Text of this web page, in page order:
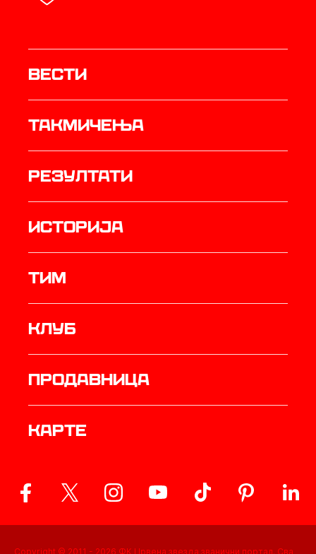
Вести
Такмичења
резултати
историја
ТИМ
Клуб
продавница
Карте
Copyright © 2011 - 2026 ФК Црвена звезда званични портал. Сва